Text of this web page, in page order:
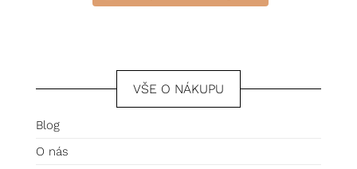
VŠE O NÁKUPU
Blog
O nás